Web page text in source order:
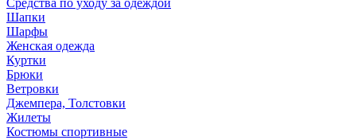
Средства по уходу за одеждой
Шапки
Шарфы
Женская одежда
Куртки
Брюки
Ветровки
Джемпера, Толстовки
Жилеты
Костюмы спортивные